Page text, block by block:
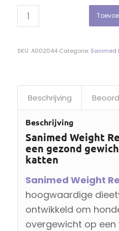
SKU:A002044 Categorie: Sanimed
Beschrijving
Beschrijving
Sanimed Weight
een gezond
katten
Sanimed Weight
hoogwaardige
ontwikkeld om
overgewicht op een